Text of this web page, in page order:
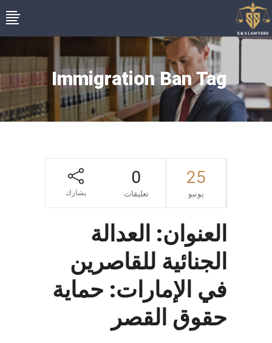
Immigration Ban Tag
25
يونيو
0
تعليقات يشارك
العنوان: العدالة
الجنائية للقاصرين
في الإمارات: حماية
حقوق القصر